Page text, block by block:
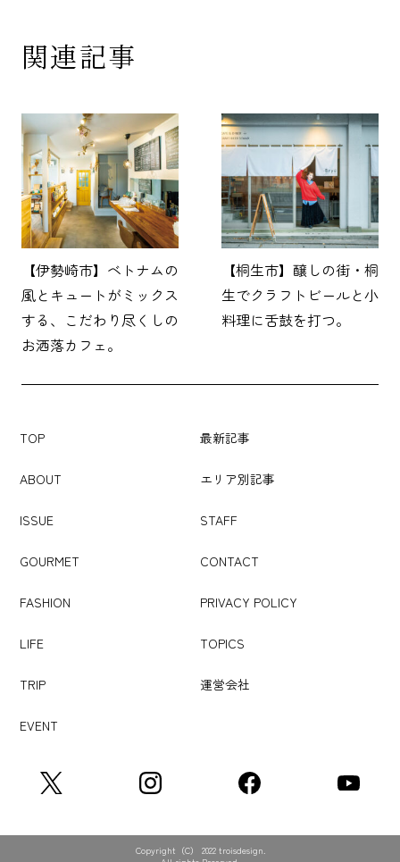
関連記事
【伊勢崎市】ベトナムの
風とキュートがミックス
する、こだわり尽くしの
お洒落カフェ。
【桐生市】醸しの街・桐
生でクラフトビールと小
料理に舌鼓を打つ。
TOP 最新記事
ABOUT エリア別記事
ISSUE STAFF
GOURMET CONTACT
FASHION PRIVACY POLICY
LIFE TOPICS
TRIP 運営会社
EVENT
Copyright（C） 2022 troisdesign.